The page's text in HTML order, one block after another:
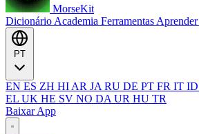
MorseKit
Dicionário Academia Ferramentas Aprender
EN ES ZH HI AR JA RU DE PT FR IT ID
EL UK HE SV NO DA UR HU TR
Baixar App